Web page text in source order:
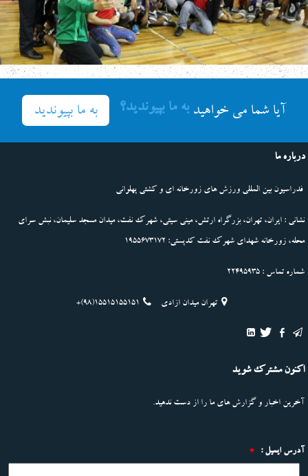
آیا شما می خواهیدبه ما بپیوندید؟ به ما بپیوندید
درباره ما
فدراسیون بین المللی ورزش های زورخانه ای و کشتی پهلوانی
نشانی : ایران، تهران، بزرگراه ارتش، مینی سیتی، شهرک نفت، میدان مسجد سلیمان، نبش سرای
محله، زورخانه شهدای شهرک نفت کدپستی: 1955673172
شماره تماس : 22495935
تهران میدان ازادی +(98)15515155151
اکنون مشترک شوید
آخرین اخبار و گزارش های ما را از دست ندهید.
آدرس ایمیل : *